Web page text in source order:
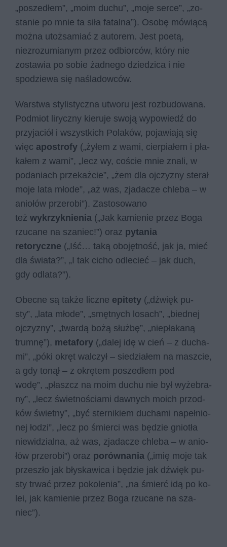
„poszedłem”, „moim du­chu”, „moje ser­ce”, „zo­
sta­nie po mnie ta siła fa­tal­na”). Osobę mówiącą
można utożsamiać z autorem. Jest poetą,
niezrozumianym przez odbiorców, który nie
zostawia po sobie żadnego dziedzica i nie
spodziewa się naśladowców.
Warstwa stylistyczna utworu jest rozbudowana.
Podmiot liryczny kieruje swoją wypowiedź do
przyjaciół i wszystkich Polaków, pojawiają się
więc apostrofy („żyłem z wami, cier­pia­łem i pła­
ka­łem z wami”, „lecz wy, co­ście mnie zna­li, w
po­da­niach prze­każ­cie”, „żem dla oj­czy­zny ste­rał
moje lata mło­de”, „aż was, zja­da­cze chle­ba – w
anio­łów prze­ro­bi”). Zastosowano
też wykrzyknienia („Jak ka­mie­nie przez Boga
rzu­ca­ne na sza­niec!”) oraz pytania
retoryczne („Iść… taką obo­jęt­ność, jak ja, mieć
dla świa­ta?”, „I tak ci­cho od­le­cieć – jak duch,
gdy od­la­ta?”).
Obecne są także liczne epitety („dźwięk pu­
sty”, „lata mło­de”, „smęt­nych lo­sach”, „bied­nej
oj­czy­zny”, „twar­dą bożą służ­bę”, „nie­pła­ka­ną
trum­nę”), metafory („da­lej idę w cień – z du­cha­
mi”, „póki okręt wal­czył – sie­dzia­łem na masz­cie,
a gdy to­nął – z okrę­tem po­sze­dłem pod
wodę”, „płaszcz na moim du­chu nie był wy­że­bra­
ny”, „lecz świet­no­ścia­mi daw­nych mo­ich przod­
ków świet­ny”, „być ster­ni­kiem du­cha­mi na­peł­nio­
nej ło­dzi”, „lecz po śmier­ci was bę­dzie gnio­tła
nie­wi­dzial­na, aż was, zja­da­cze chle­ba – w anio­
łów prze­ro­bi”) oraz porównania („imię moje tak
prze­szło jak bły­ska­wi­ca i bę­dzie jak dźwięk pu­
sty trwać przez po­ko­le­nia”, „na śmierć idą po ko­
lei, jak ka­mie­nie przez Boga rzu­ca­ne na sza­
niec”).